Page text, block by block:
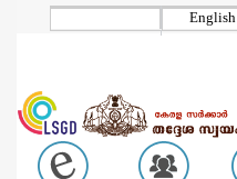
English